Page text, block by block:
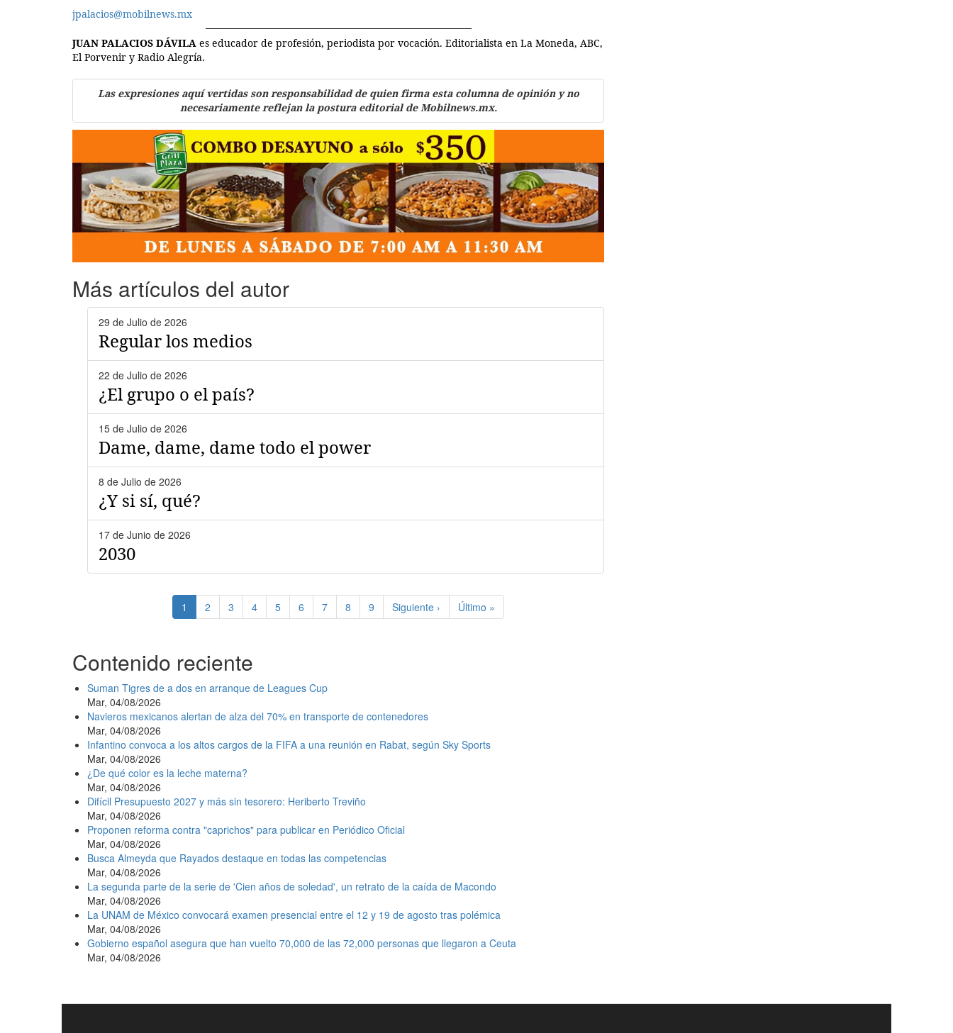
jpalacios@mobilnews.mx
JUAN PALACIOS DÁVILA es educador de profesión, periodista por vocación. Editorialista en La Moneda, ABC,
El Porvenir y Radio Alegría.
Las expresiones aquí vertidas son responsabilidad de quien firma esta columna de opinión y no
necesariamente reflejan la postura editorial de Mobilnews.mx.
Más artículos del autor
29 de Julio de 2026
Regular los medios
22 de Julio de 2026
¿El grupo o el país?
15 de Julio de 2026
Dame, dame, dame todo el power
8 de Julio de 2026
¿Y si sí, qué?
17 de Junio de 2026
2030
Página
actual
1 Page
2 Page
3 Page
4 Page
5 Page
6 Page
7 Page
8 Page
9
Siguiente
página
Siguiente ›
Última
página
Último »
Contenido reciente
Suman Tigres de a dos en arranque de Leagues Cup
Mar, 04/08/2026
Navieros mexicanos alertan de alza del 70% en transporte de contenedores
Mar, 04/08/2026
Infantino convoca a los altos cargos de la FIFA a una reunión en Rabat, según Sky Sports
Mar, 04/08/2026
¿De qué color es la leche materna?
Mar, 04/08/2026
Difícil Presupuesto 2027 y más sin tesorero: Heriberto Treviño
Mar, 04/08/2026
Proponen reforma contra "caprichos" para publicar en Periódico Oficial
Mar, 04/08/2026
Busca Almeyda que Rayados destaque en todas las competencias
Mar, 04/08/2026
La segunda parte de la serie de 'Cien años de soledad', un retrato de la caída de Macondo
Mar, 04/08/2026
La UNAM de México convocará examen presencial entre el 12 y 19 de agosto tras polémica
Mar, 04/08/2026
Gobierno español asegura que han vuelto 70,000 de las 72,000 personas que llegaron a Ceuta
Mar, 04/08/2026